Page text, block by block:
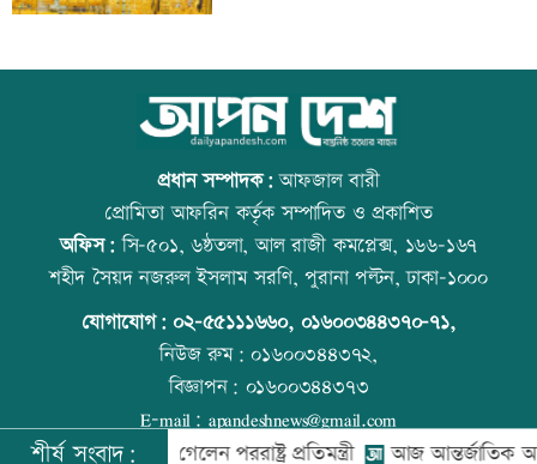
অভিকার পরে এবার স্বরা হাসপাতালে ভর্তি,
কী হলো এ ২ অভিনেত্রীর
আজ ১১ ঘণ্টা গ্যাস থাকবে না যেসব এলাকায়
সীমান্তে বিএসএফের গুলিতে বাংলাদেশি যুবক
নিহত
আজ বিশ্ব বন্ধু দিবস
কোরআন-হাদিসে নামাজ না পড়ার শাস্তি
আজ স্বর্ণ-রুপা যে দামে বিক্রি হচ্ছে
প্রধান সম্পাদক:আফজাল বারী
প্রোমিতা আফরিন কর্তৃক সম্পাদিত ও প্রকাশিত
অফিস:সি-৫০১, ৬ষ্ঠতলা, আল রাজী কমপ্লেক্স, ১৬৬-১৬৭
শহীদ সৈয়দ নজরুল ইসলাম সরণি, পুরানা পল্টন, ঢাকা-১০০০
যোগাযোগ: ০২-৫৫১১১৬৬০, ০১৬০০৩৪৪৩৭০-৭১,
নিউজ রুম:০১৬০০৩৪৪৩৭২,
বিজ্ঞাপন: ০১৬০০৩৪৪৩৭৩
E-mail: apandeshnews@gmail.com
শীর্ষ সংবাদ:
সিঙ্গাপুর গেলেন পররাষ্ট্র প্রতিমন্ত্রী আজ আন্তর্জাতিক আদিবাসী